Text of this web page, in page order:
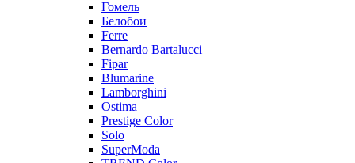
Гомель
Белобои
Ferre
Bernardo Bartalucci
Fipar
Blumarine
Lamborghini
Ostima
Prestige Color
Solo
SuperModa